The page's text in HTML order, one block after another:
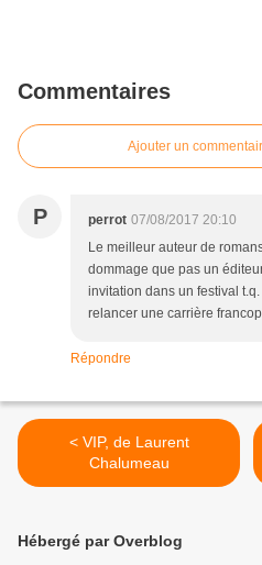
Commentaires
Ajouter un
P perrot 07/08/2017 20:10
Le meilleur auteur de
dommage que pas un
invitation dans un festival
relancer une carrière
Répondre
< VIP, de Laurent
Chalumeau
Hébergé par Overblog